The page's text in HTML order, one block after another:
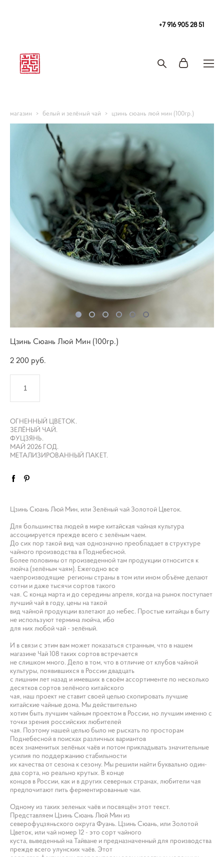
+7 916 905 28 51
магазин > белый и зелёный чай > цзинь сюань люй мин (100гр.)
Цзинь Сюань Люй Мин (100гр.)
2 200 pуб.
ОГНЕННЫЙ ЦВЕТОК.
ЗЕЛЁНЫЙ ЧАЙ.
ФУЦЗЯНЬ.
МАЙ 2026 ГОД.
МЕТАЛИЗИРОВАННЫЙ ПАКЕТ.
Цзинь Сюань Люй Мин, или Зелёный чай Золотой Цветок.
Для большинства людей в мире китайская чайная культура
ассоциируется прежде всего с зелёным чаем.
До сих пор такой вид чая однозначно преобладает в структуре
чайного производства в Поднебесной.
Более половины от произведенной там продукции относится к
люйча (зелёным чаям). Ежегодно все
чаепроизводящие регионы страны в том или ином объёме делают
сотни и даже тысячи сортов такого
чая. С конца марта и до середины апреля, когда на рынок поступает
лучший чай в году, цены на такой
вид чайной продукции взлетают до небес. Простые китайцы в быту
не используют термина люйча, ибо
для них любой чай - зелёный.
И в связи с этим вам может показаться странным, что в нашем
магазине Чай 108 таких сортов встречается
не слишком много. Дело в том, что в отличие от клубов чайной
культуры, появившихся в России двадцать
с лишним лет назад и имевших в своём ассортименте по несколько
десятков сортов зелёного китайского
чая, наш проект не ставит своей целью скопировать лучшие
китайские чайные дома. Мы действительно
хотим быть лучшим чайным проектом в России, но лучшим именно с
точки зрения российских любителей
чая. Поэтому нашей целью было не рыскать по просторам
Поднебесной в поисках различных вариантов
всех знаменитых зелёных чаёв и потом прикладывать значительные
усилия по поддержанию стабильности
их качества от сезона к сезону. Мы решили найти буквально один-
два сорта, но реально крутых. В конце
концов в России, как и в других северных странах, любители чая
предпочитают пить ферментированные чаи.
Одному из таких зеленых чаёв и посвящён этот текст.
Представляем Цзинь Сюань Люй Мин из
северофуцзяньского округа Фуань. Цзинь Сюань, или Золотой
Цветок, или чай номер 12 - это сорт чайного
куста, выведенный на Тайване и предназначенный для производства
прежде всего улунских чаёв. Этот